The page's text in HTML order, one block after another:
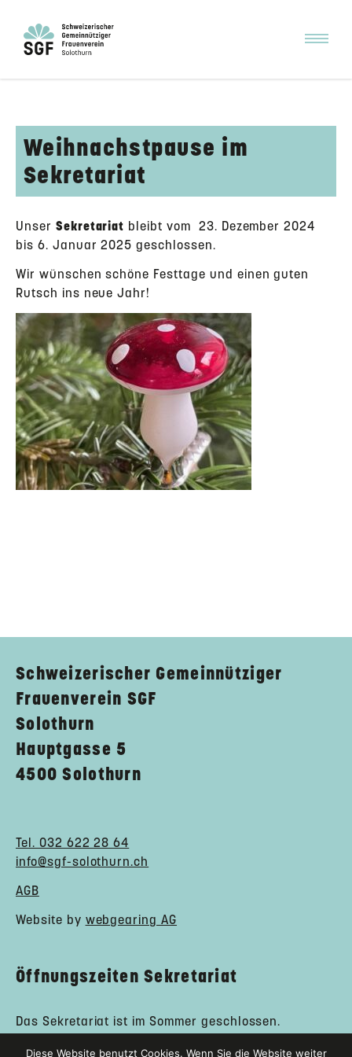
Weihnachstpause im
Sekretariat
Unser Sekretariat bleibt vom 23. Dezember 2024
bis 6. Januar 2025 geschlossen.
Wir wünschen schöne Festtage und einen guten
Rutsch ins neue Jahr!
Schweizerischer Gemeinnütziger
Frauenverein SGF
Solothurn
Hauptgasse 5
4500 Solothurn
Tel. 032 622 28 64
info@sgf-solothurn.ch
AGB
Website by webgearing AG
Öffnungszeiten Sekretariat
Das Sekretariat ist im Sommer geschlossen.
Regiobank Solothurn
Diese Website benutzt Cookies. Wenn Sie die Website weiter